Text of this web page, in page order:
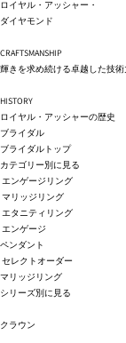
ロイヤル・アッシャー・
ダイヤモンド
CRAFTSMANSHIP
輝きを求め続ける卓越した技術
HISTORY
ロイヤル・アッシャーの歴史
ブライダル
ブライダルトップ
カテゴリー別に見る
エンゲージリング
マリッジリング
エタニティリング
エンゲージ
ペンダント
セレクトオーダー
マリッジリング
シリーズ別に見る
クラウン